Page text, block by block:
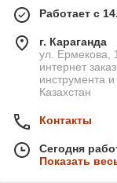
Работает с
г. Караганда
ул. Ермекова,
интернет
инструмента
Казахстан
Контакты
Сегодня
Показать